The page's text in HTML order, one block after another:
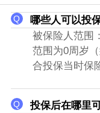
哪些人可以投
被保险人范围
范围为0周岁
合投保当时保
投保后在哪里